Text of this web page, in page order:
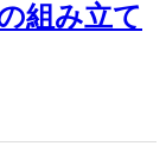
組み立て